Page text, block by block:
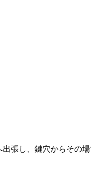
張し、鍵穴からその